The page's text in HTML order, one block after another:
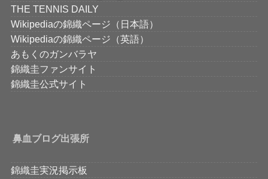
THE TENNIS DAILY
Wikipediaの錦織ページ（日本語）
Wikipediaの錦織ページ（英語）
あもくのガンバラヤ
錦織圭ファンサイト
錦織圭公式サイト
鼻血ブログ出張所
錦織圭実況掲示板